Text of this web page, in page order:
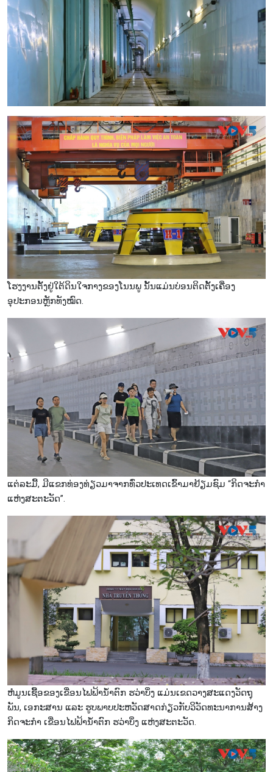
ໂຮງງານຕັ້ງຢູ່ໃຕ້ດິນໃຈກາງຂອງໂນນພູ ນັ້ນແມ່ນບ່ອນຕິດຕັ້ງເຄື່ອງ
ອຸປະກອນຫຼັກທັງໝົດ.
ແຕ່ລະມື້, ມີແຂກທ່ອງທ່ຽວມາຈາກທົ່ວປະເທດເຂົ້າມາຢ້ຽມຊົມ “ກິດຈະກຳ
ແຫ່ງສະຕະວັດ”.
ຫໍມູນເຊື້ອຂອງເຂື່ອນໄຟຟ້ານ້ຳຕົກ ຮວ່າບິ່ງ ແມ່ນເຂດວາງສະແດງວັດຖຸ
ພັນ, ເອກະສານ ແລະ ຮູບພາບປະຫວັດສາດກ່ຽວກັບວິວັດທະນາການສ້າງ
ກິດຈະກຳ ເຂື່ອນໄຟຟ້ານໍ້າຕົກ ຮວ່າບິ່ງ ແຫ່ງສະຕະວັດ.